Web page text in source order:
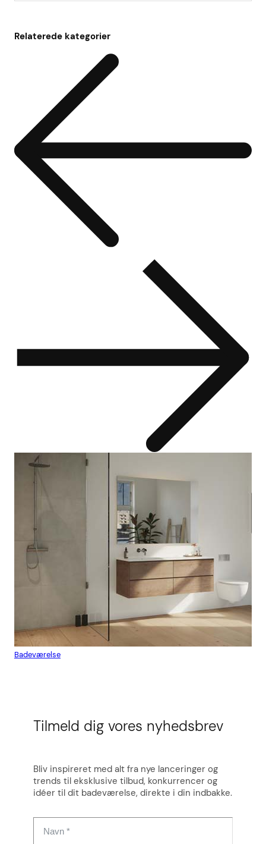
Relaterede kategorier
Badeværelse
Tilmeld dig vores nyhedsbrev
Bliv inspireret med alt fra nye lanceringer og
trends til eksklusive tilbud, konkurrencer og
idéer til dit badeværelse, direkte i din indbakke.